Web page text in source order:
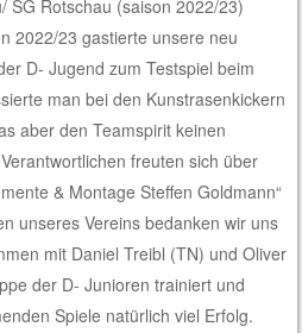
SG Rotschau (saison 2022/23)
2022/23 gastierte unsere neu
D- Jugend zum Testspiel beim
man bei den Kunstrasenkickern
aber den Teamspirit keinen
freuten sich über
& Montage Steffen Goldmann“
unseres Vereins bedanken wir uns
mit Daniel Treibl (TN) und Oliver
der D- Junioren trainiert und
Spiele natürlich viel Erfolg.